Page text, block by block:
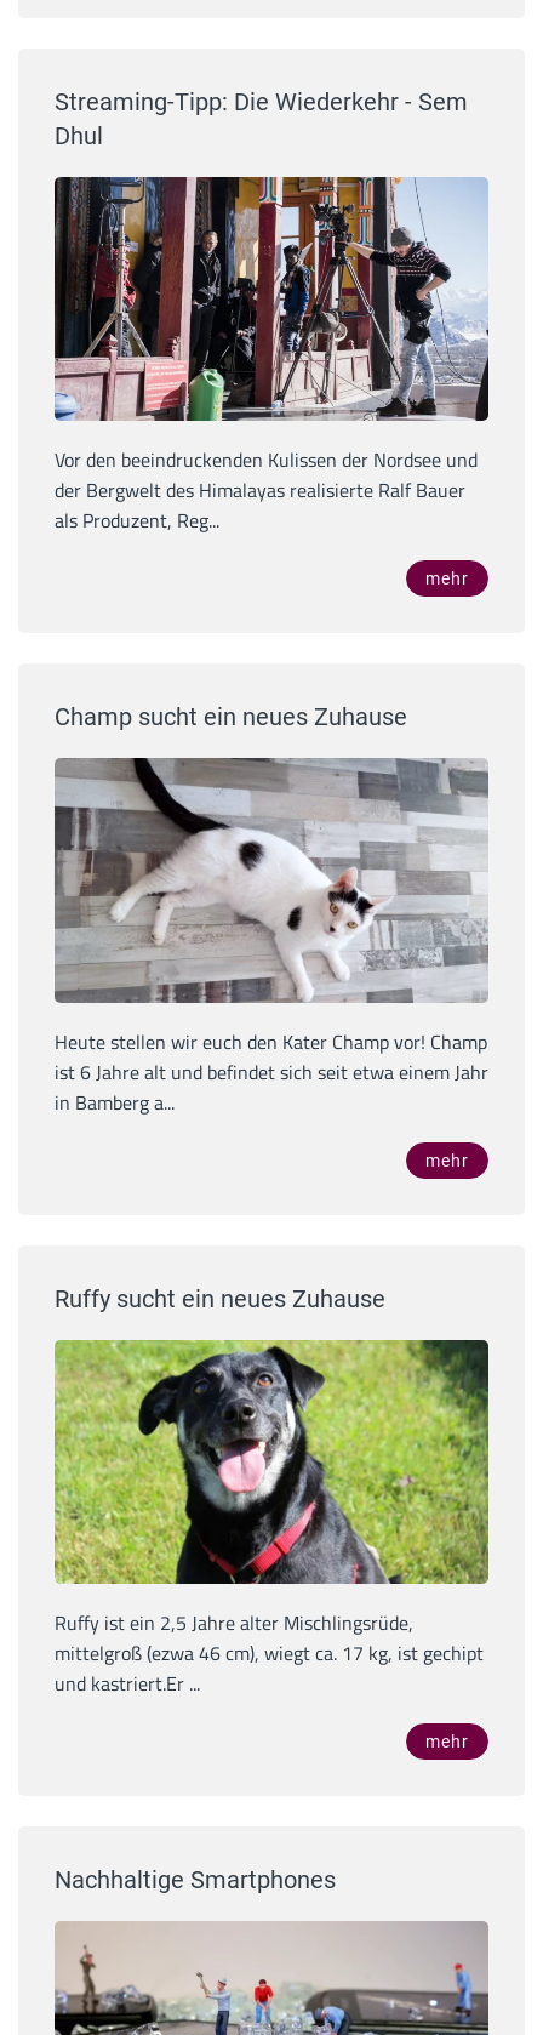
Streaming-Tipp: Die Wiederkehr - Sem
Dhul
Vor den beeindruckenden Kulissen der Nordsee und
der Bergwelt des Himalayas realisierte Ralf Bauer
als Produzent, Reg...
mehr
Champ sucht ein neues Zuhause
Heute stellen wir euch den Kater Champ vor! Champ
ist 6 Jahre alt und befindet sich seit etwa einem Jahr
in Bamberg a...
mehr
Ruffy sucht ein neues Zuhause
Ruffy ist ein 2,5 Jahre alter Mischlingsrüde,
mittelgroß (ezwa 46 cm), wiegt ca. 17 kg, ist gechipt
und kastriert.Er ...
mehr
Nachhaltige Smartphones